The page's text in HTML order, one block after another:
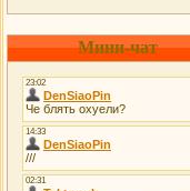
Мини-чат